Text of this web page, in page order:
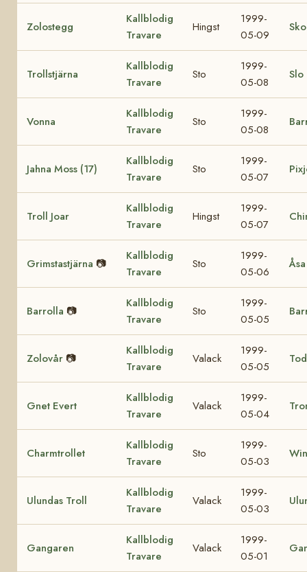
Zolostegg
Kallblodig
Travare
Hingst
1999-
05-09
Trollstjärna
Kallblodig
Travare
Sto
1999-
05-08
Slo
Vonna
Kallblodig
Travare
Sto
1999-
05-08
Jahna Moss (17)
Kallblodig
Travare
Sto
1999-
05-07
Troll Joar
Kallblodig
Travare
Hingst
1999-
05-07
Grimstastjärna 📷
Kallblodig
Travare
Sto
1999-
05-06
Barrolla 📷
Kallblodig
Travare
Sto
1999-
05-05
Zolovår 📷
Kallblodig
Travare
Valack
1999-
05-05
Gnet Evert
Kallblodig
Travare
Valack
1999-
05-04
Charmtrollet
Kallblodig
Travare
Sto
1999-
05-03
Ulundas Troll
Kallblodig
Travare
Valack
1999-
05-03
Gangaren
Kallblodig
Travare
Valack
1999-
05-01